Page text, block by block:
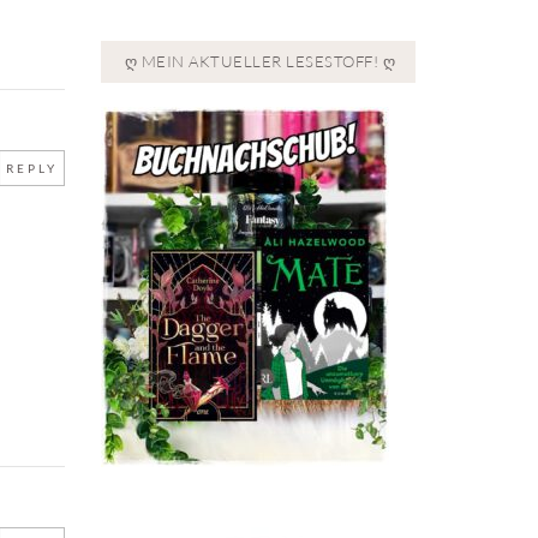
REPLY
Ღ MEIN AKTUELLER LESESTOFF! Ღ